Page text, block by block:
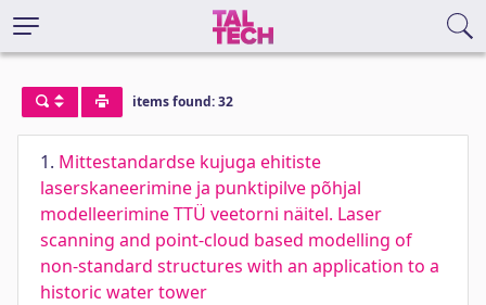
items found: 32
1. Mittestandardse kujuga ehitiste
laserskaneerimine ja punktipilve põhjal
modelleerimine TTÜ veetorni näitel. Laser
scanning and point-cloud based modelling of
non-standard structures with an application to a
historic water tower